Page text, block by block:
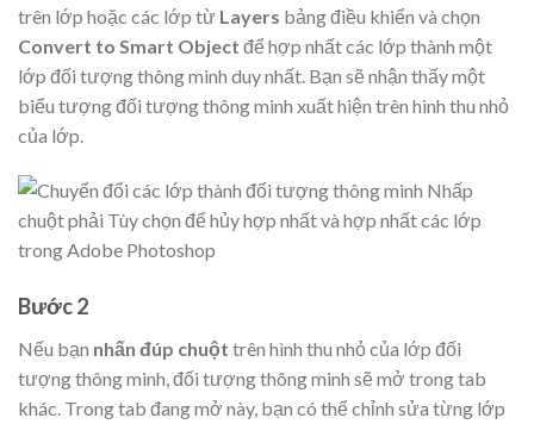
trên lớp hoặc các lớp từ Layers bảng điều khiển và chọn
Convert to Smart Object để hợp nhất các lớp thành một
lớp đối tượng thông minh duy nhất. Bạn sẽ nhận thấy một
biểu tượng đối tượng thông minh xuất hiện trên hình thu nhỏ
của lớp.
Bước 2
Nếu bạn nhấn đúp chuột trên hình thu nhỏ của lớp đối
tượng thông minh, đối tượng thông minh sẽ mở trong tab
khác. Trong tab đang mở này, bạn có thể chỉnh sửa từng lớp